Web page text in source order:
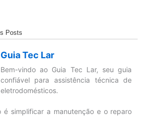
Posts
Guia Tec Lar
Bem-vindo ao Guia Tec Lar, seu guia
confiável para assistência técnica de
eletrodomésticos.
é simplificar a manutenção e o reparo